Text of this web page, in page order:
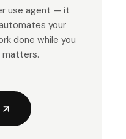
use agent — it
your
done while you
matters.